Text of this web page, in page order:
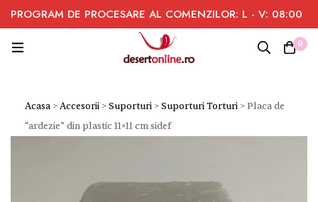
PROGRAM DE PROCESARE AL COMENZILOR: L - V: 08:00
- 16:00
0
Acasa >Accesorii >Suporturi >Suporturi Torturi > Placa de
“ardezie” din plastic 11×11 cm sidef